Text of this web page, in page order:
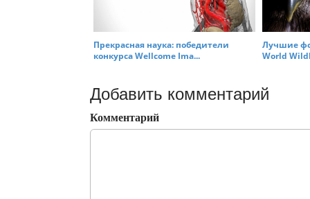
Прекрасная наука: победители
конкурса Wellcome Ima...
Лучшие
World
Добавить комментарий
Комментарий